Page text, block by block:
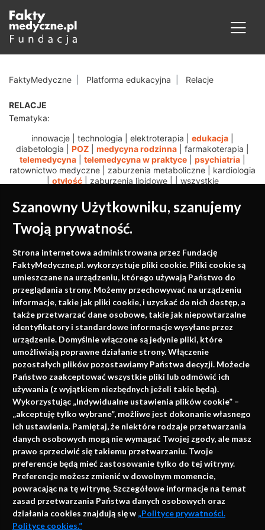
Szanowny Użytkowniku, szanujemy
Twoją prywatność.
Strona internetowa administrowana przez Fundację
FaktyMedyczne.pl. wykorzystuje pliki cookie. Pliki cookie są
umieszczane na urządzeniu, którego używają Państwo do
przeglądania strony. Możemy przechowywać na urządzeniu
informacje, takie jak pliki cookie, i uzyskać do nich dostęp, a
także przetwarzać dane osobowe, takie jak niepowtarzalne
identyfikatory i standardowe informacje wysyłane przez
urządzenie. Domyślnie włączone są jedynie pliki, które
umożliwiają poprawne działanie strony. Włączenie
pozostałych plików pozostawiamy Państwa decyzji. Możecie
Państwo zaakceptować wszystkie pliki lub odmówić ich
używania (z wyjątkiem niezbędnych jeżeli takie będą).
Wykorzystując „Indywidualne ustawienia plików cookie” –
„akceptuję tylko wybrane”, możliwe jest dokonanie własnego
ich ustawienia. Pamiętaj, że niektóre rodzaje przetwarzania
danych osobowych mogą nie wymagać Twojej zgody, ale masz
prawo sprzeciwić się takiemu przetwarzaniu. Twoje
preferencje będą mieć zastosowanie tylko do tej witryny.
Preferencje możesz zmienić w dowolnym momencie,
powracając na tę witrynę. Szczegółowe informacje na temat
zasad przetwarzania Państwa danych osobowych oraz
działania cookies znajdują się w „Polityce prywatności.
Polityce cookies.”
FaktyMedyczne Platforma edukacyjna Relacje
RELACJE
Tematyka:
innowacje
technologia elektroterapia edukacja
diabetologia
POZ medycyna rodzinna farmakoterapia
telemedycyna
telemedycyna w praktyce psychiatria
ratownictwo medyczne
zaburzenia metaboliczne
kardiologia
otyłość| zaburzenia lipidowe| wszystkie
Medycyna oparta na
faktach
Konferencje, szkolenia, e-learning, wydawnictwo
Napisz do nas
info@faktymedyczne.pl
ul. Towarowa 2
43-460 Wisła
Redakcja medyczna:
ul. Wolności 338b